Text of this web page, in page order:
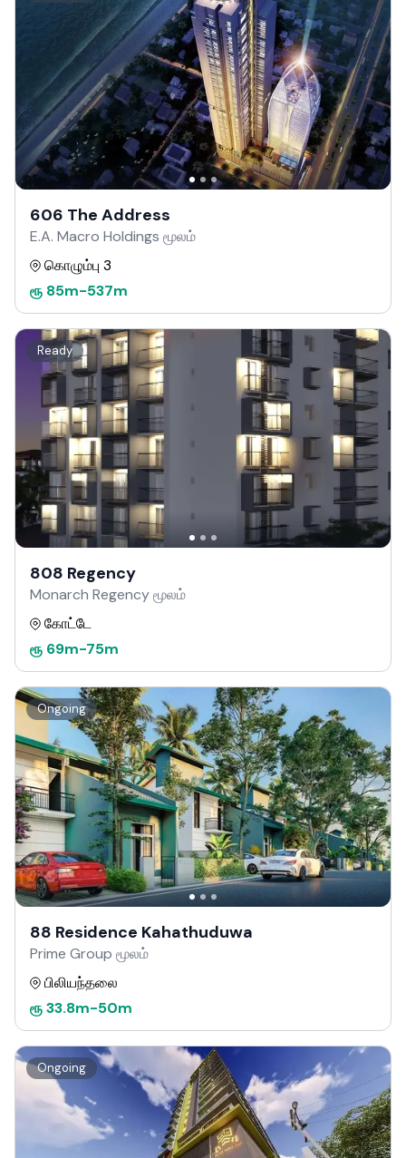
606 The Address
E.A. Macro Holdings மூலம்
கொழும்பு 3
ரூ 85m-537m
Ready
808 Regency
Monarch Regency மூலம்
கோட்டே
ரூ 69m-75m
Ongoing
88 Residence Kahathuduwa
Prime Group மூலம்
பிலியந்தலை
ரூ33.8m-50m
Ongoing